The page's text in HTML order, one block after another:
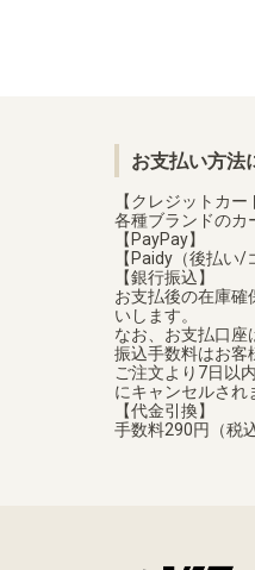
お支払い方法
【クレジットカー
各種ブランドのカ
【PayPay】
【Paidy（後払い/
【銀行振込】
お支払後の在庫確
いします。
なお、お支払口座
振込手数料はお客
ご注文より7日以
にキャンセルされ
【代金引換】
手数料290円（税